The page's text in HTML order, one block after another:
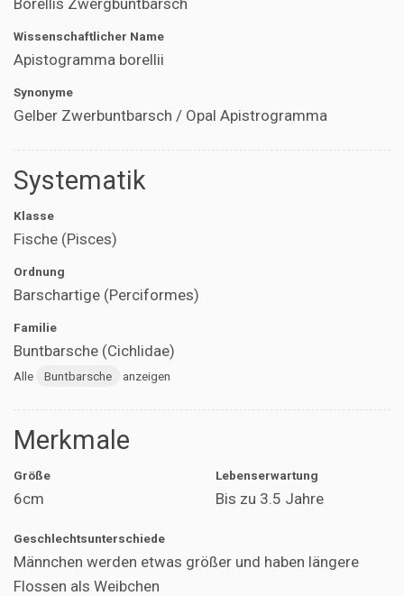
Wissenschaftlicher Name
Apistogramma borellii
Synonyme
Gelber Zwerbuntbarsch / Opal Apistrogramma
Systematik
Klasse
Fische (Pisces)
Ordnung
Barschartige (Perciformes)
Familie
Buntbarsche (Cichlidae)
Alle Buntbarsche anzeigen
Merkmale
Größe
6cm
Lebenserwartung
Bis zu 3.5 Jahre
Geschlechtsunterschiede
Männchen werden etwas größer und haben längere
Flossen als Weibchen